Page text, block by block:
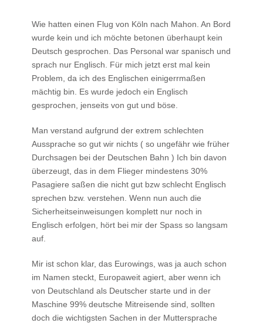
Wie hatten einen Flug von Köln nach Mahon. An Bord
wurde kein und ich möchte betonen überhaupt kein
Deutsch gesprochen. Das Personal war spanisch und
sprach nur Englisch. Für mich jetzt erst mal kein
Problem, da ich des Englischen einigerrmaßen
mächtig bin. Es wurde jedoch ein Englisch
gesprochen, jenseits von gut und böse.
Man verstand aufgrund der extrem schlechten
Aussprache so gut wir nichts ( so ungefähr wie früher
Durchsagen bei der Deutschen Bahn ) Ich bin davon
überzeugt, das in dem Flieger mindestens 30%
Pasagiere saßen die nicht gut bzw schlecht Englisch
sprechen bzw. verstehen. Wenn nun auch die
Sicherheitseinweisungen komplett nur noch in
Englisch erfolgen, hört bei mir der Spass so langsam
auf.
Mir ist schon klar, das Eurowings, was ja auch schon
im Namen steckt, Europaweit agiert, aber wenn ich
von Deutschland als Deutscher starte und in der
Maschine 99% deutsche Mitreisende sind, sollten
doch die wichtigsten Sachen in der Muttersprache